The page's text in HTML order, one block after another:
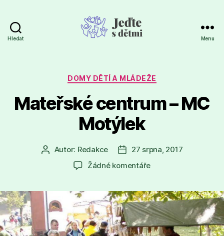
Hledat Menu
Rubriky
DOMY DĚTÍ A MLÁDEŽE
Mateřské centrum – MC
Motýlek
Autor
příspěvku
Autor: Redakce
Datum
příspěvku
27 srpna, 2017
Žádné komentářeu
názvem
Mateřské
centrum
–